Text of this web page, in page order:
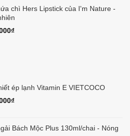
là:
129.000₫.
chì Hers Lipstick của I'm Nature -
₫Giá
ép lạnh Vitamin E VIETCOCO
₫
Bách Mộc Plus 130ml/chai - Nóng